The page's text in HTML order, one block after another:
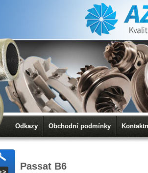
Odkazy Obchodní podmínky
Passat B6